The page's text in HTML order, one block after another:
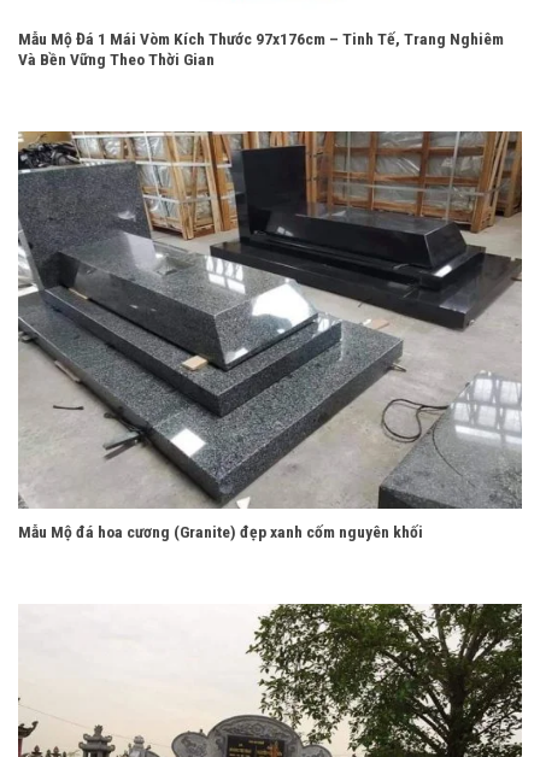
Mẫu Mộ Đá 1 Mái Vòm Kích Thước 97x176cm – Tinh Tế, Trang Nghiêm
Và Bền Vững Theo Thời Gian
Mẫu Mộ đá hoa cương (Granite) đẹp xanh cốm nguyên khối